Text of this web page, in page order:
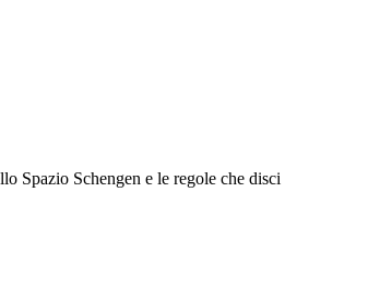
Spazio Schengen e le regole che disci